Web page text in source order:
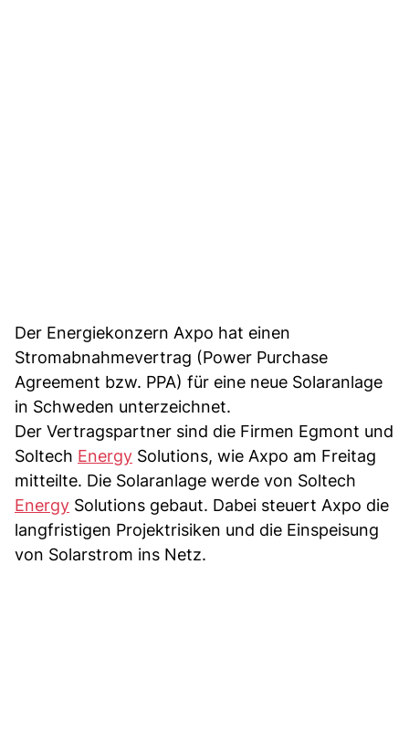
Der Energiekonzern Axpo hat einen
Stromabnahmevertrag (Power Purchase
Agreement bzw. PPA) für eine neue Solaranlage
in Schweden unterzeichnet.
Der Vertragspartner sind die Firmen Egmont und
Soltech Energy Solutions, wie Axpo am Freitag
mitteilte. Die Solaranlage werde von Soltech
Energy Solutions gebaut. Dabei steuert Axpo die
langfristigen Projektrisiken und die Einspeisung
von Solarstrom ins Netz.